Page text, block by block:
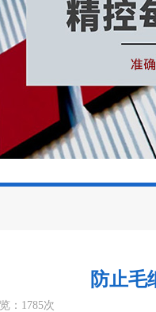
防止毛
：1785次